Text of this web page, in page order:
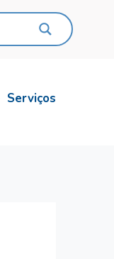
Serviços